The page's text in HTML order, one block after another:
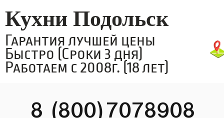
Кухни Подольск
Гарантия лучшей цены
Быстро (Сроки 3 дня)
Работаем с 2008г. (18 лет)
8 (800)7078908